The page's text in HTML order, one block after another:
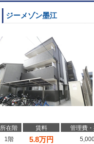
ジーメゾン墨江
所在階 賃料 管理費
1階
5.8万円